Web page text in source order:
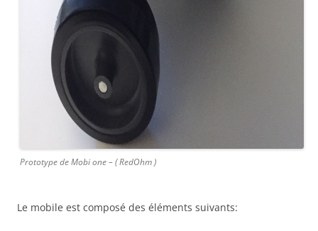
Prototype de Mobi one – ( RedOhm )
Le mobile est composé des éléments suivants: